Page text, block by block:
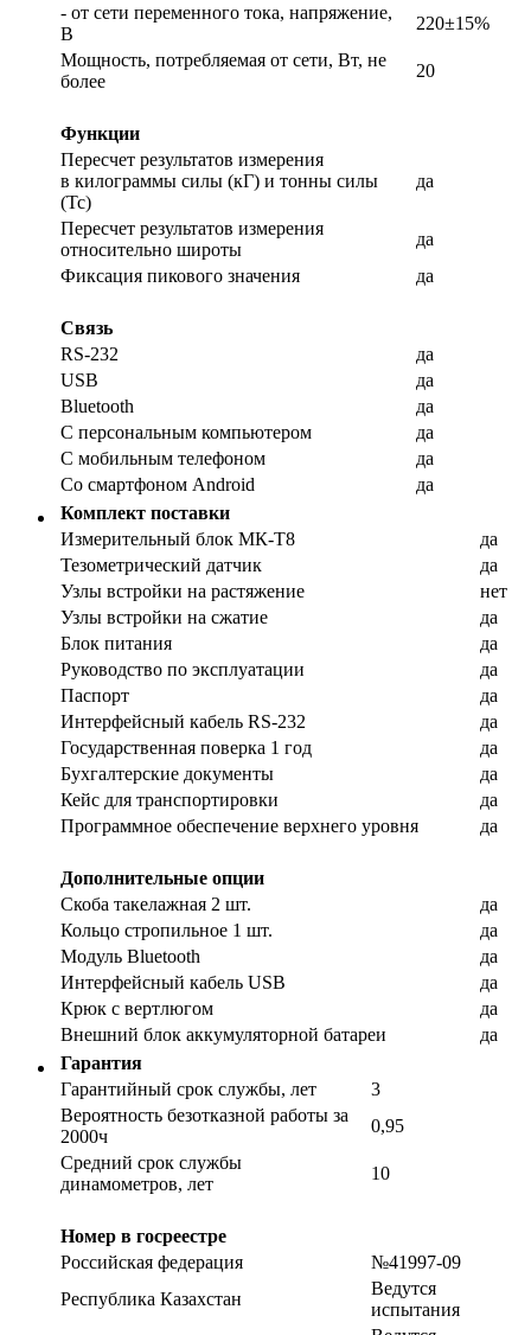
- от сети переменного тока, напряжение,
В
220±15%
Мощность, потребляемая от сети, Вт, не
более
20
Функции
Пересчет результатов измерения
в килограммы силы (кГ) и тонны силы
(Тс)
да
Пересчет результатов измерения
относительно широты
да
Фиксация пикового значения
да
Связь
RS-232
да
USB
да
Bluetooth
да
С персональным компьютером
да
С мобильным телефоном
да
Со смартфоном Android
да
Комплект поставки
Измерительный блок МК-Т8
да
Тезометрический датчик
да
Узлы встройки на растяжение
нет
Узлы встройки на сжатие
да
Блок питания
да
Руководство по эксплуатации
да
Паспорт
да
Интерфейсный кабель RS-232
да
Государственная поверка 1 год
да
Бухгалтерские документы
да
Кейс для транспортировки
да
Программное обеспечение верхнего уровня
да
Дополнительные опции
Скоба такелажная 2 шт.
да
Кольцо стропильное 1 шт.
да
Модуль Bluetooth
да
Интерфейсный кабель USB
да
Крюк с вертлюгом
да
Внешний блок аккумуляторной батареи
да
Гарантия
Гарантийный срок службы, лет
3
Вероятность безотказной работы за
2000ч
0,95
Средний срок службы
динамометров, лет
10
Номер в госреестре
Российская федерация
№41997-09
Республика Казахстан
Ведутся
испытания